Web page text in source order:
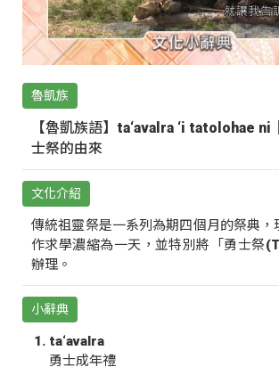
魯凱族
【魯凱族語】ta‘avalra ‘i tatolohae ni
士祭的由來
文化介紹
傳統祖靈祭是一系列為期四個月的祭典，
作求學濃縮為一天，並特別將「勇士祭
辦理。
小辭典
ta‘avalra
勇士成年禮